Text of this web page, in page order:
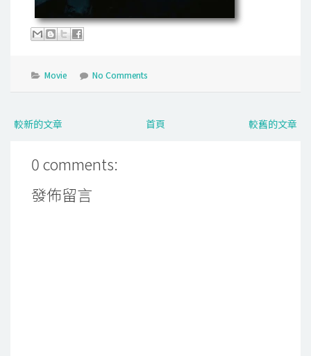
Movie No Comments
較新的文章 較舊的文章
首頁
0 comments:
發佈留言